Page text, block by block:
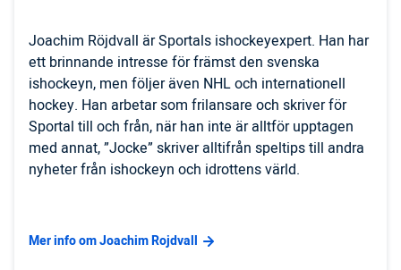
Joachim Röjdvall är Sportals ishockeyexpert. Han har
ett brinnande intresse för främst den svenska
ishockeyn, men följer även NHL och internationell
hockey. Han arbetar som frilansare och skriver för
Sportal till och från, när han inte är alltför upptagen
med annat, ”Jocke” skriver alltifrån speltips till andra
nyheter från ishockeyn och idrottens värld.
Mer info om Joachim Rojdvall